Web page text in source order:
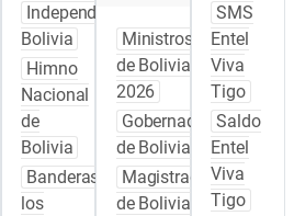
Independencia
Bolivia
Himno
Nacional
de
Bolivia
Banderas de
los
Ministros
de Bolivia
2026
Gobernadores
de Bolivia
Magistrados
de Bolivia
SMS
Entel
Viva
Tigo
Saldo
Entel
Viva
Tigo